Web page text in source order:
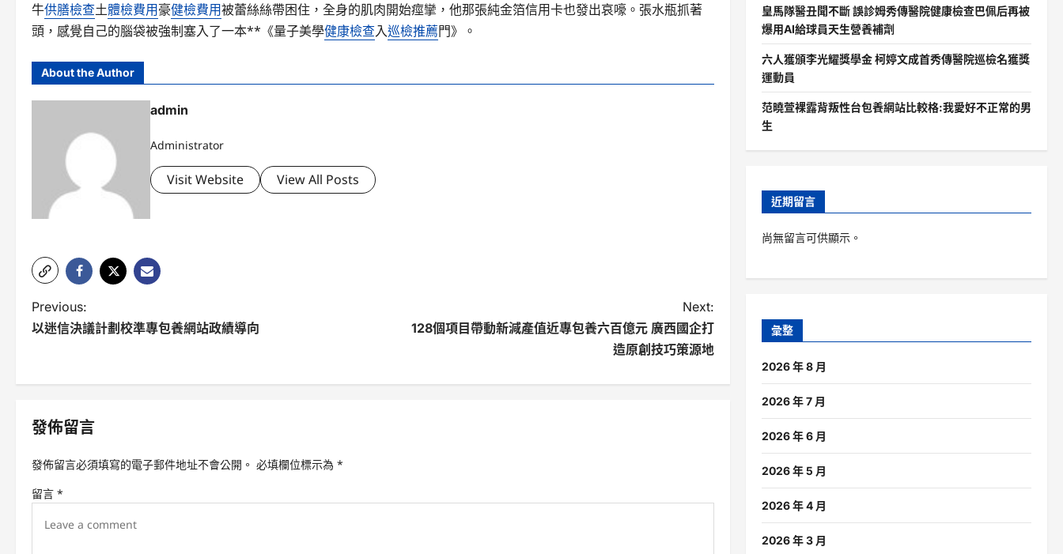
牛供膳檢查土體檢費用豪健檢費用被蕾絲絲帶困住，全身的肌肉開始痙攣，他那張純金箔信用卡也發出哀嚎。張水瓶抓著
頭，感覺自己的腦袋被強制塞入了一本**《量子美學健康檢查入巡檢推薦門》。
About the Author
admin
Administrator
Visit Website View All Posts
P
o
n
i
Previous:
以迷信決議計劃校準專包養網站政績導向
Next:
128個項目帶動新減產值近專包養六百億元 廣西國企打
造原創技巧策源地
發佈留言
發佈留言必須填寫的電子郵件地址不會公開。 必填欄位標示為 *
留言 *
皇馬隊醫丑聞不斷 誤診姆秀傳醫院健康檢查巴佩后再被
爆用AI給球員天生營養補劑
六人獲頒李光耀獎學金 柯婷文成首秀傳醫院巡檢名獲獎
運動員
范曉萱裸露背叛性台包養網站比較格:我愛好不正常的男
生
近期留言
尚無留言可供顯示。
彙整
2026 年 8 月
2026 年 7 月
2026 年 6 月
2026 年 5 月
2026 年 4 月
2026 年 3 月